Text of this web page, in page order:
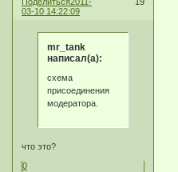
Поделиться 19
2011-
03-10 14:22:09
mr_tank
написал(а):
схема
присоединения
модератора.
что это?
0